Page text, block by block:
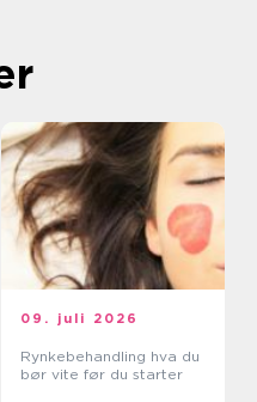
09. juli 2026
Rynkebehandling hva du
bør vite før du starter